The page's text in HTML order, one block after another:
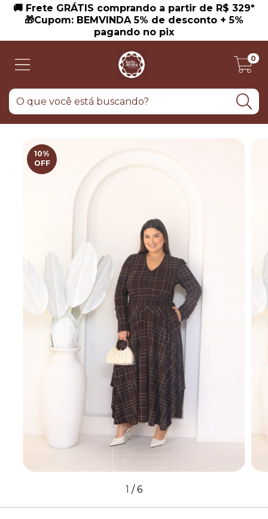
🚚 Frete GRÁTIS comprando a partir de R$ 329*
🎁Cupom: BEMVINDA 5% de desconto + 5%
pagando no pix
0
10%
OFF
1 /6